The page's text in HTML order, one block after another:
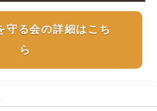
守る会の詳細はこち
ら